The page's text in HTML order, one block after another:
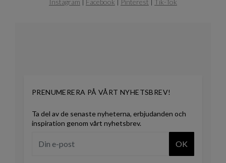
Instagram | Facebook | Pinterest | Tik-Tok
PRENUMERERA PÅ VÅRT NYHETSBREV!
Ta del av de senaste nyheterna, erbjudanden och
inspiration genom vårt nyhetsbrev.
OK